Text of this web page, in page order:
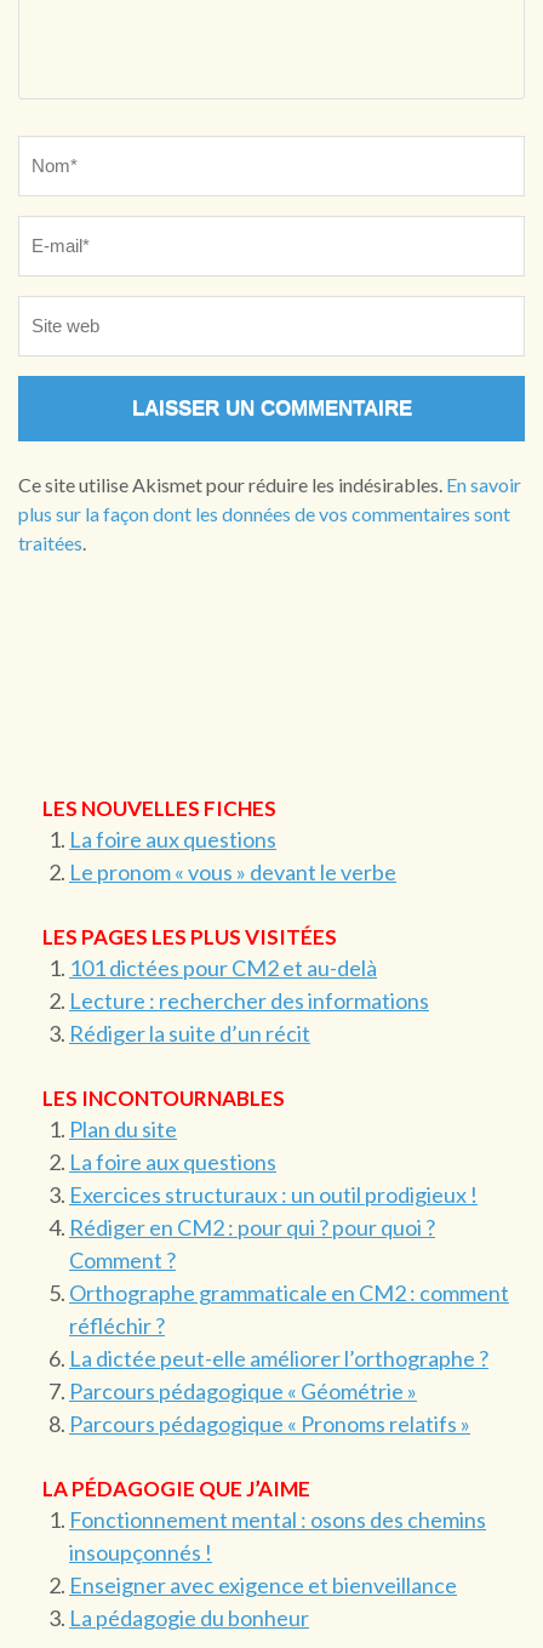
Ce site utilise Akismet pour réduire les indésirables. En savoir
plus sur la façon dont les données de vos commentaires sont
traitées
LES NOUVELLES FICHES
La foire aux questions
Le pronom « vous » devant le verbe
LES PAGES LES PLUS VISITÉES
101 dictées pour CM2 et au-delà
Lecture : rechercher des informations
Rédiger la suite d’un récit
LES INCONTOURNABLES
Plan du site
La foire aux questions
Exercices structuraux : un outil prodigieux !
Rédiger en CM2 : pour qui ? pour quoi ?
Comment ?
Orthographe grammaticale en CM2 : comment
réfléchir ?
La dictée peut-elle améliorer l’orthographe ?
Parcours pédagogique « Géométrie »
Parcours pédagogique « Pronoms relatifs »
LA PÉDAGOGIE QUE J’AIME
Fonctionnement mental : osons des chemins
insoupçonnés !
Enseigner avec exigence et bienveillance
La pédagogie du bonheur